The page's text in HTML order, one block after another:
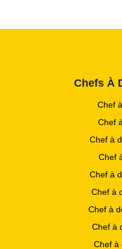
Chefs À
Chef
Chef
Chef à
Chef
Chef à
Chef à
Chef à
Chef à
Chef à